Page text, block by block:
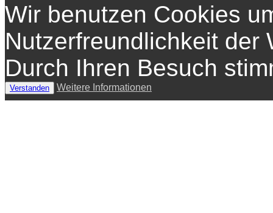
Wir benutzen Cookies
Nutzerfreundlichkeit der
Durch Ihren Besuch
Verstanden Weitere Informationen